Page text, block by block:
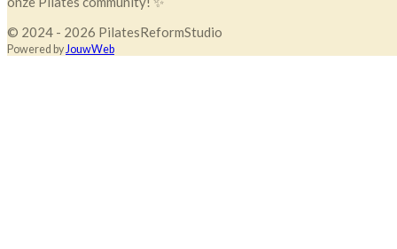
© 2024 - 2026 PilatesReformStudio
Powered byJouwWeb